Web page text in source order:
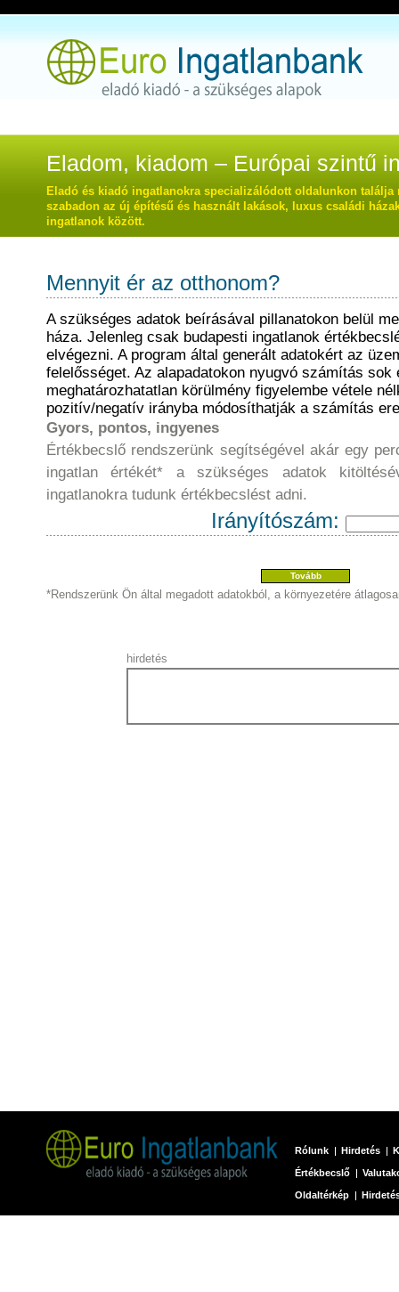
Eladom, kiadom – Európai szintű
Eladó és kiadó ingatlanokra specializálódott oldalunkon
szabadon az új építésű és használt lakások, luxus családi
ingatlanok között.
Mennyit ér az otthonom?
A szükséges adatok beírásával pillanatokon belül
háza. Jelenleg csak budapesti ingatlanok
elvégezni. A program által generált adatokért az
felelősséget. Az alapadatokon nyugvó számítás sok
meghatározhatatlan körülmény figyelembe vétele
pozitív/negatív irányba módosíthatják a számítás
Gyors, pontos, ingyenes
Értékbecslő rendszerünk segítségével akár egy
ingatlan értékét* a szükséges adatok
ingatlanokra tudunk értékbecslést adni.
Irányítószám:
*Rendszerünk Ön által megadott adatokból, a környezetére
hirdetés
Rólunk Hirdetés
Értékbecslő
Oldaltérkép